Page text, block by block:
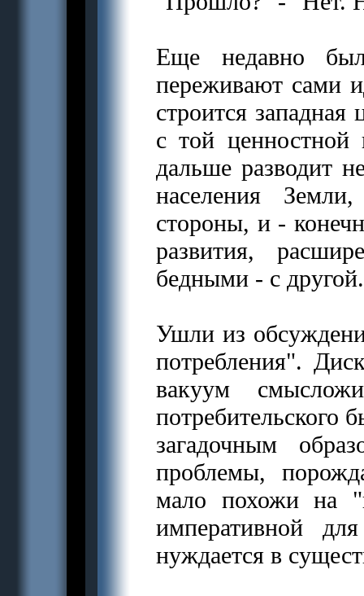
Еще недавно
переживают сами
строится
с той ценностной
дальше разводит
населения
стороны, и -
развития,
бедными - с другой.
Ушли из
потребления".
вакуум
потребительского
загадочным
проблемы,
мало похожи на
императивной
нуждается в